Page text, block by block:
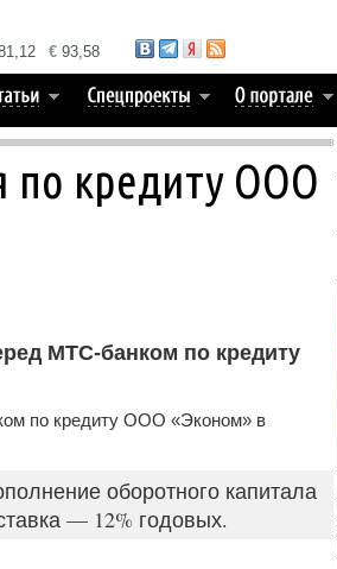
по кредиту ООО
МТС-банком по кредиту
по кредиту ООО «Эконом» в
оборотного капитала
— 12% годовых.